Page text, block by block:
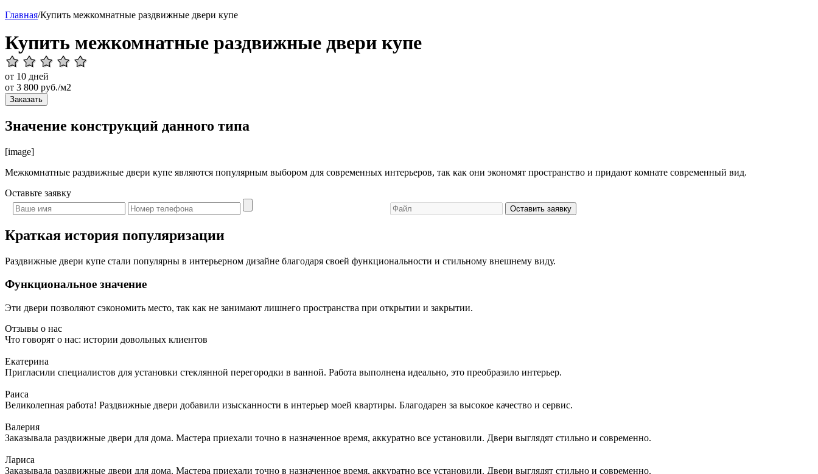
Главная/Купить межкомнатные раздвижные двери купе
Купить межкомнатные раздвижные двери купе
от 10 дней
от 3 800 руб./м2
Заказать
Значение конструкций данного типа
[image]
Межкомнатные раздвижные двери купе являются популярным выбором для современных интерьеров, так как они экономят пространство и придают комнате современный вид.
Оставьте заявку
Оставить заявку
Краткая история популяризации
Раздвижные двери купе стали популярны в интерьерном дизайне благодаря своей функциональности и стильному внешнему виду.
Функциональное значение
Эти двери позволяют сэкономить место, так как не занимают лишнего пространства при открытии и закрытии.
Отзывы о нас
Что говорят о нас: истории довольных клиентов
Екатерина
Пригласили специалистов для установки стеклянной перегородки в ванной. Работа выполнена идеально, это преобразило интерьер.
Раиса
Великолепная работа! Раздвижные двери добавили изысканности в интерьер моей квартиры. Благодарен за высокое качество и сервис.
Валерия
Заказывала раздвижные двери для дома. Мастера приехали точно в назначенное время, аккуратно все установили. Двери выглядят стильно и современно.
Лариса
Заказывала раздвижные двери для дома. Мастера приехали точно в назначенное время, аккуратно все установили. Двери выглядят стильно и современно.